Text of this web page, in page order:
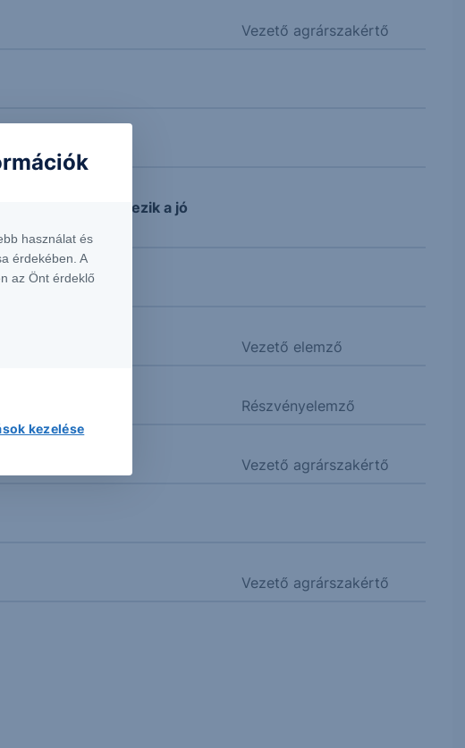
Vezető agrárszakértő
cégek élvezik a jó
Vezető elemző
Részvényelemző
Vezető agrárszakértő
Vezető agrárszakértő
használat és
érdekében. A
az Önt érdeklő
kezelése